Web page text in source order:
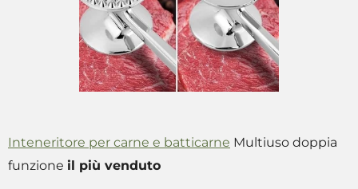
Inteneritore per carne e batticarne Multiuso doppia
funzione il più venduto